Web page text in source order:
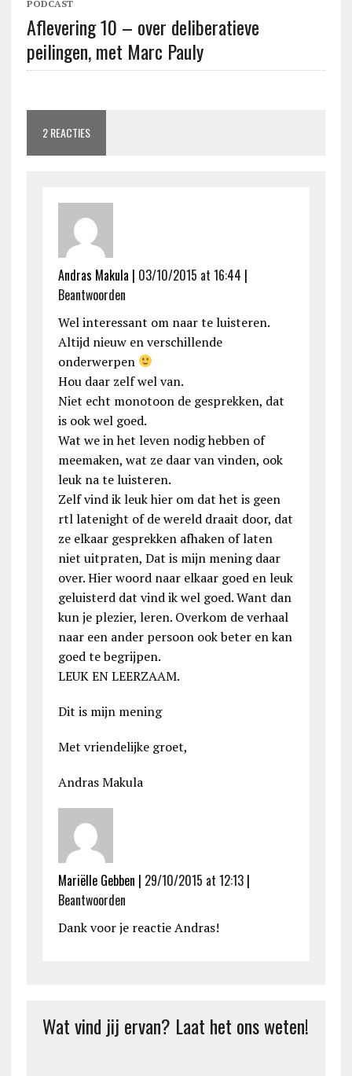
PODCAST
Aflevering 10 – over deliberatieve
peilingen, met Marc Pauly
2 REACTIES
Andras Makula | 03/10/2015 at 16:44 |
Beantwoorden
Wel interessant om naar te luisteren.
Altijd nieuw en verschillende
onderwerpen
Hou daar zelf wel van.
Niet echt monotoon de gesprekken, dat
is ook wel goed.
Wat we in het leven nodig hebben of
meemaken, wat ze daar van vinden, ook
leuk na te luisteren.
Zelf vind ik leuk hier om dat het is geen
rtl latenight of de wereld draait door, dat
ze elkaar gesprekken afhaken of laten
niet uitpraten, Dat is mijn mening daar
over. Hier woord naar elkaar goed en leuk
geluisterd dat vind ik wel goed. Want dan
kun je plezier, leren. Overkom de verhaal
naar een ander persoon ook beter en kan
goed te begrijpen.
LEUK EN LEERZAAM.
Dit is mijn mening
Met vriendelijke groet,
Andras Makula
Mariëlle Gebben | 29/10/2015 at 12:13|
Beantwoorden
Dank voor je reactie Andras!
Wat vind jij ervan? Laat het ons weten!